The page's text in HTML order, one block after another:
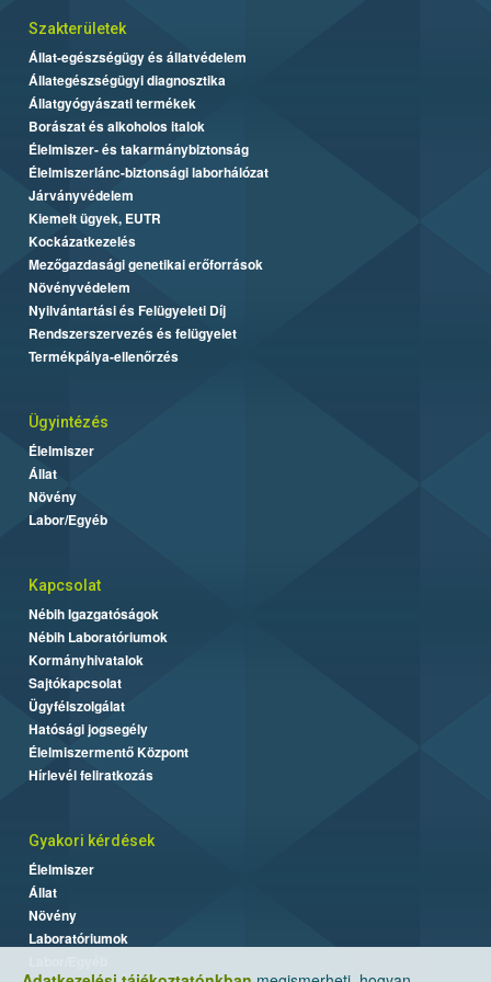
Szakterületek
Állat-egészségügy és állatvédelem
Állategészségügyi diagnosztika
Állatgyógyászati termékek
Borászat és alkoholos italok
Élelmiszer- és takarmánybiztonság
Élelmiszerlánc-biztonsági laborhálózat
Járványvédelem
Kiemelt ügyek, EUTR
Kockázatkezelés
Mezőgazdasági genetikai erőforrások
Növényvédelem
Nyilvántartási és Felügyeleti Díj
Rendszerszervezés és felügyelet
Termékpálya-ellenőrzés
Ügyintézés
Élelmiszer
Állat
Növény
Labor/Egyéb
Kapcsolat
Nébih Igazgatóságok
Nébih Laboratóriumok
Kormányhivatalok
Sajtókapcsolat
Ügyfélszolgálat
Hatósági jogsegély
Élelmiszermentő Központ
Hírlevél feliratkozás
Gyakori kérdések
Élelmiszer
Állat
Növény
Laboratóriumok